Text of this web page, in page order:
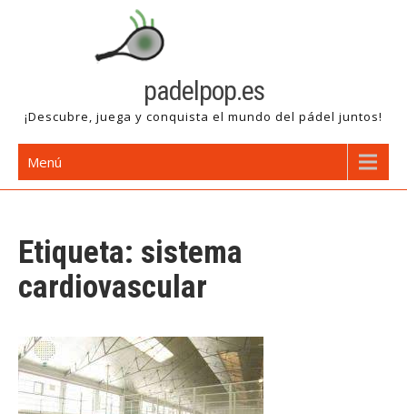
padelpop.es
¡Descubre, juega y conquista el mundo del pádel juntos!
Menú
Etiqueta: sistema
cardiovascular